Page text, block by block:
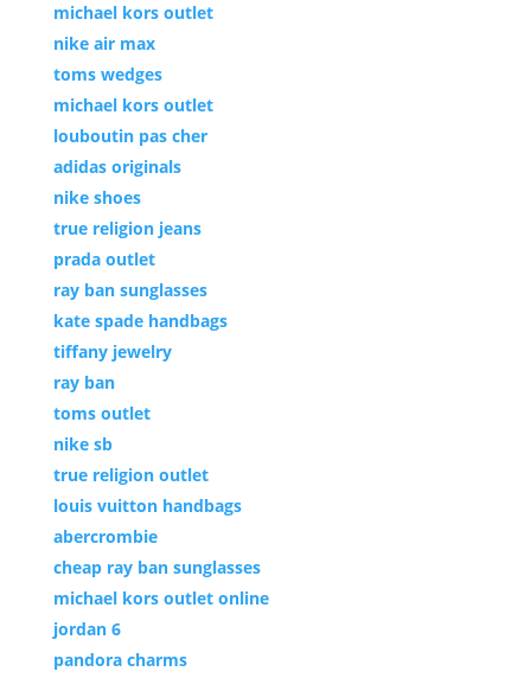
michael kors outlet
nike air max
toms wedges
michael kors outlet
louboutin pas cher
adidas originals
nike shoes
true religion jeans
prada outlet
ray ban sunglasses
kate spade handbags
tiffany jewelry
ray ban
toms outlet
nike sb
true religion outlet
louis vuitton handbags
abercrombie
cheap ray ban sunglasses
michael kors outlet online
jordan 6
pandora charms